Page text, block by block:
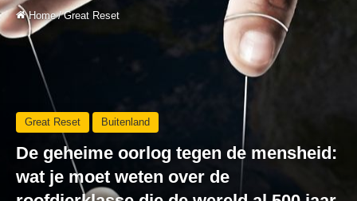
Home / Great Reset
Great Reset Buitenland
De geheime oorlog tegen de mensheid:
wat je moet weten over de